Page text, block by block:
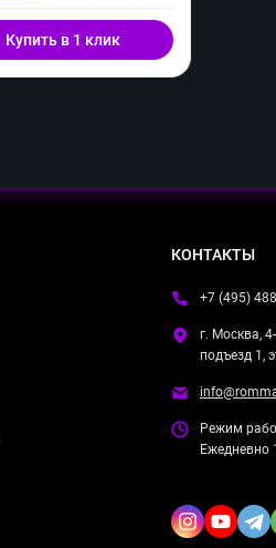
Купить в 1 клик
КОНТАКТЫ
+7 (495)
г. Москва,
подъезд 1,
Режим
Ежедневно